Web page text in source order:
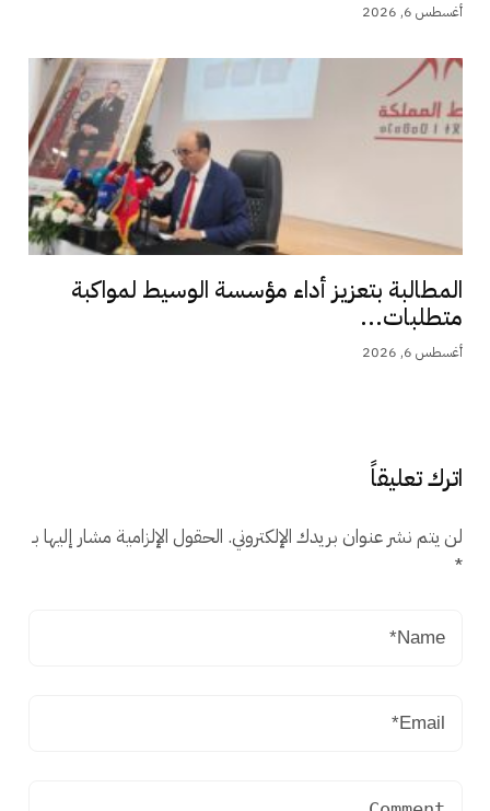
أغسطس 6, 2026
المطالبة بتعزيز أداء مؤسسة الوسيط لمواكبة
متطلبات...
أغسطس 6, 2026
اترك تعليقاً
لن يتم نشر عنوان بريدك الإلكتروني. الحقول الإلزامية مشار إليها بـ
*